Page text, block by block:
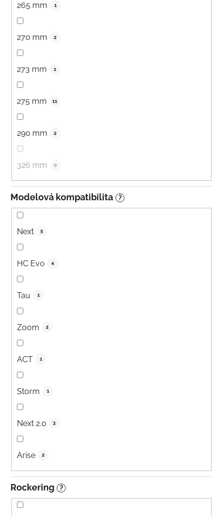
265 mm 1
270 mm 2
273 mm 1
275 mm 11
290 mm 2
326 mm 0
Modelová kompatibilita ?
Next 5
HC Evo 4
Tau 1
Zoom 2
ACT 1
Storm 1
Next 2.0 3
Arise 2
Rockering ?